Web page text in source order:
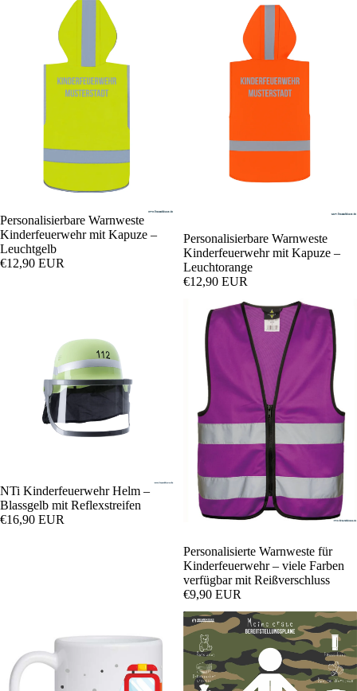
Personalisierbare Warnweste
Kinderfeuerwehr mit Kapuze –
Leuchtgelb
€12,90 EUR
Personalisierbare Warnweste
Kinderfeuerwehr mit Kapuze –
Leuchtorange
€12,90 EUR
NTi Kinderfeuerwehr Helm –
Blassgelb mit Reflexstreifen
€16,90 EUR
Personalisierte Warnweste für
Kinderfeuerwehr – viele Farben
verfügbar mit Reißverschluss
€9,90 EUR